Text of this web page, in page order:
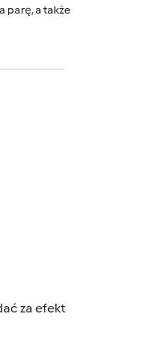
parę, a także
za efekt